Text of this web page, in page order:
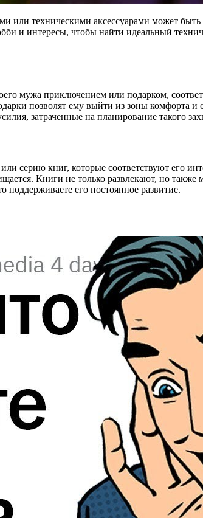
или техническими аксессуарами может
и интересы, чтобы найти идеальный
мужа приключением или подарком,
позволят ему выйти из зоны комфорта и
затраченные на планирование такого
серию книг, которые соответствуют его
Книги не только развлекают, но
поддерживаете его постоянное развитие.